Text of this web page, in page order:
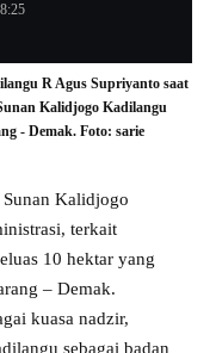
R Agus Supriyanto saat
Kalidjogo Kadilangu
- Demak. Foto: sarie
Sunan Kalidjogo
terkait
10 hektar yang
– Demak.
kuasa nadzir,
sebagai badan